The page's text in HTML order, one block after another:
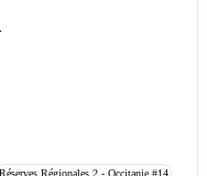
Réserves Régionales 2 - Occitanie #14